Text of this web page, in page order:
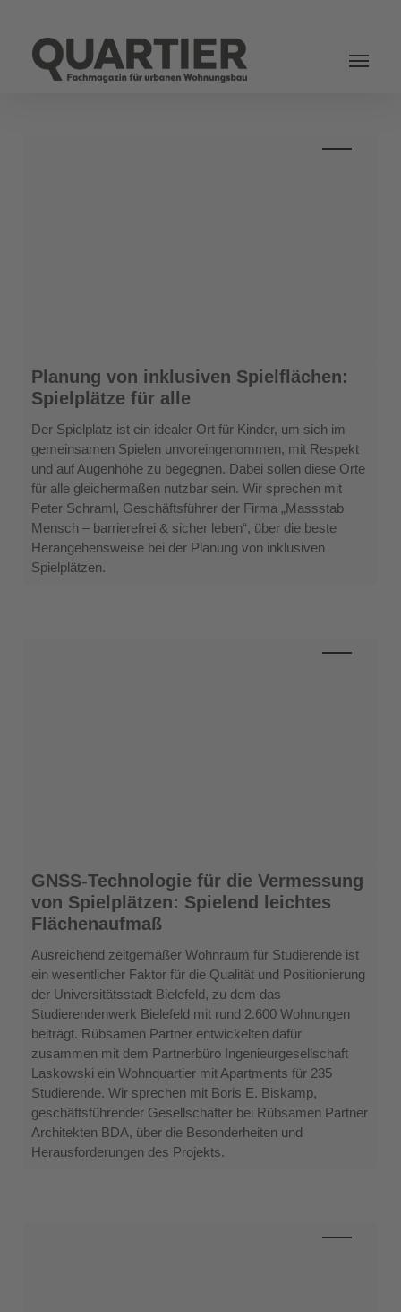
Planung
von
inklusiven
Spielflächen:
Spielplätze
für
alle
Planung von inklusiven Spielflächen:
Spielplätze für alle
Der Spielplatz ist ein idealer Ort für Kinder, um sich im
gemeinsamen Spielen unvoreingenommen, mit Respekt
und auf Augenhöhe zu begegnen. Dabei sollen diese Orte
für alle gleichermaßen nutzbar sein. Wir sprechen mit
Peter Schraml, Geschäftsführer der Firma „Massstab
Mensch – barrierefrei & sicher leben“, über die beste
Herangehensweise bei der Planung von inklusiven
Spielplätzen.
GNSS-
Technologie
für
die
Vermessung
Spielplätzen:
Spielend
leichtes
Flächenaufmaß
GNSS-Technologie für die Vermessung
von Spielplätzen: Spielend leichtes
Flächenaufmaß
Ausreichend zeitgemäßer Wohnraum für Studierende ist
ein wesentlicher Faktor für die Qualität und Positionierung
der Universitätsstadt Bielefeld, zu dem das
Studierendenwerk Bielefeld mit rund 2.600 Wohnungen
beiträgt. Rübsamen Partner entwickelten dafür
zusammen mit dem Partnerbüro Ingenieurgesellschaft
Laskowski ein Wohnquartier mit Apartments für 235
Studierende. Wir sprechen mit Boris E. Biskamp,
geschäftsführender Gesellschafter bei Rübsamen Partner
Architekten BDA, über die Besonderheiten und
Herausforderungen des Projekts.